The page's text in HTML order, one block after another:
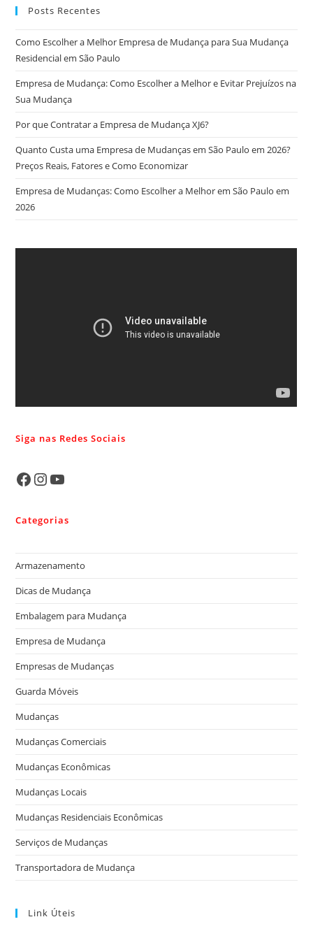
Posts Recentes
Como Escolher a Melhor Empresa de Mudança para Sua Mudança
Residencial em São Paulo
Empresa de Mudança: Como Escolher a Melhor e Evitar Prejuízos na
Sua Mudança
Por que Contratar a Empresa de Mudança XJ6?
Quanto Custa uma Empresa de Mudanças em São Paulo em 2026?
Preços Reais, Fatores e Como Economizar
Empresa de Mudanças: Como Escolher a Melhor em São Paulo em
2026
Siga nas Redes Sociais
Categorias
Armazenamento
Dicas de Mudança
Embalagem para Mudança
Empresa de Mudança
Empresas de Mudanças
Guarda Móveis
Mudanças
Mudanças Comerciais
Mudanças Econômicas
Mudanças Locais
Mudanças Residenciais Econômicas
Serviços de Mudanças
Transportadora de Mudança
Link Úteis